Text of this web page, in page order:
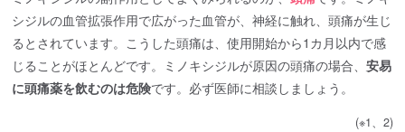
シジルの血管拡張作用で広がった血管が、神経に触れ、頭痛が生じ
るとされています。こうした頭痛は、使用開始から1カ月以内で感
じることがほとんどです。ミノキシジルが原因の頭痛の場合、安易
に頭痛薬を飲むのは危険です。必ず医師に相談しましょう。
(※1、2)